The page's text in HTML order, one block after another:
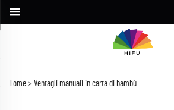
Home > Ventagli manuali in carta di bambù